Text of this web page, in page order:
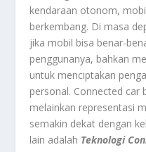
kendaraan otonom,
berkembang. Di masa
jika mobil bisa benar-
penggunanya, bahkan
untuk menciptakan
personal. Connected car
melainkan representasi
semakin dekat dengan
lain adalah Teknologi